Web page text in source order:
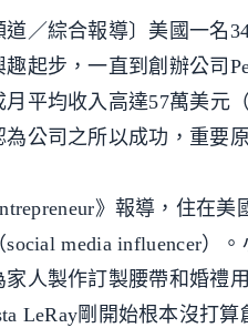
道／綜合報導〕美國一名
趣起步，一直到創辦公司
月平均收入高達57萬美元
為公司之所以成功，重要
》報導，住在
social media influencer）
家人製作訂製腰帶和婚禮
LeRay剛開始根本沒打